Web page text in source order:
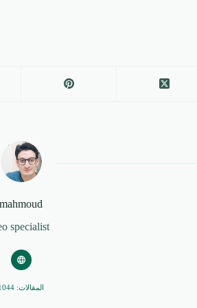
mahmoud
specialist
المقالات: 1044